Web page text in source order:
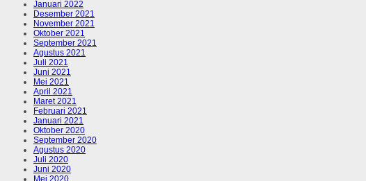
Januari 2022
Desember 2021
November 2021
Oktober 2021
September 2021
Agustus 2021
Juli 2021
Juni 2021
Mei 2021
April 2021
Maret 2021
Februari 2021
Januari 2021
Oktober 2020
September 2020
Agustus 2020
Juli 2020
Juni 2020
Mei 2020